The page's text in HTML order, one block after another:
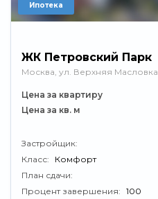
Ипотека
ЖК Петровский Парк
Москва, ул. Верхняя Масловка,
Цена за квартиру
Цена за кв. м
Застройщик:
Класс:
Комфорт
План сдачи:
Процент завершения: 100